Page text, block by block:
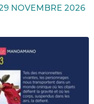
NOVEMBRE 2026